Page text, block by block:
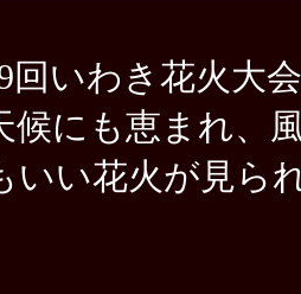
回いわき花火大
候にも恵まれ、
いい花火が見ら